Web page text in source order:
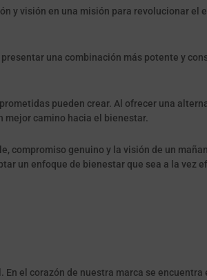
y visión en una misión para revolucionar el
una combinación más potente y
pueden crear. Al ofrecer una
mejor camino hacia el bienestar.
compromiso genuino y la visión de un
un enfoque de bienestar que sea a la vez
el corazón de nuestra marca se encuentra